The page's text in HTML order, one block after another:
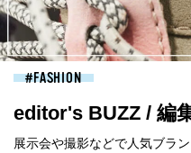
FASHION
editor's BUZZ / 編
展示会や撮影などで人気ブラ